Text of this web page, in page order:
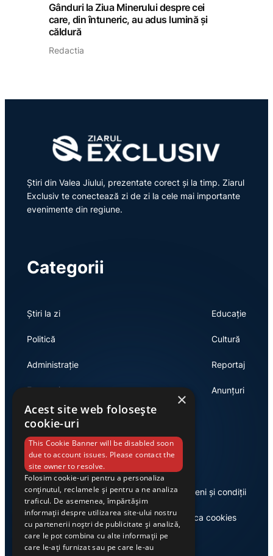
Gânduri la Ziua Minerului despre cei
care, din întuneric, au adus lumină și
căldură
Redactia
Știri din Valea Jiului, prezentate corect și la timp. Ziarul
Exclusiv te conectează zi de zi la cele mai importante
evenimente din regiune.
Categorii
Știri la zi
Politică
Administrație
Economie
Educație
Cultură
Reportaj
Anunțuri
Link-uri utile
Despre noi
Casa de editură Exclusiv
Termeni și condiții
Politica cookies
×
Acest site web folosește
cookie-uri
This Cookie Banner will be disabled soon
due to account issues. Please contact the
site owner to resolve.
Folosim cookie-uri pentru a personaliza
conținutul, reclamele și pentru a ne analiza
traficul. De asemenea, împărtășim
informații despre utilizarea site-ului nostru
cu partenerii noștri de publicitate și analiză,
care le pot combina cu alte informații pe
care le-ați furnizat sau pe care le-au